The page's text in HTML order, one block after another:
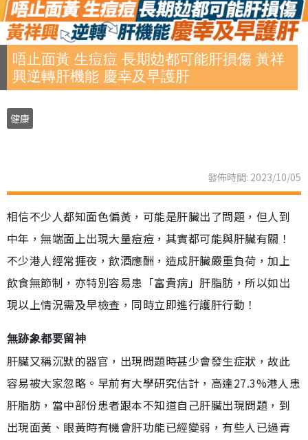
唔止面黃 生痘痘 長期攰都可能肝損傷 黃祥
興逆轉肝機能 慶幸及早護肝
健康
發佈時間: 2023/10/05
相信不少人都知面色偏黃，可能是肝臟出了問題，但人到
中年，無端面上出現大量痘痘，其實都可能與肝臟有關！
不少港人經常捱夜，飲酒應酬，造成肝臟嚴重負荷，加上
飲食無節制，亦特別容易患「富貴病」肝脂肪，所以如出
現以上情況需及早檢查，同時立即進行護肝行動！
無跡象都要留神
肝臟又稱沉默的器官，出現問題時甚少會發生症狀，故此
容易被大家忽略。早前有大學研究估計，高達27.3%港人患
肝脂肪，當中部份患者跟本不知道自己肝臟出現問題，到
出現面黃、眼黃時有機會肝功能已經變弱，有些人已過青